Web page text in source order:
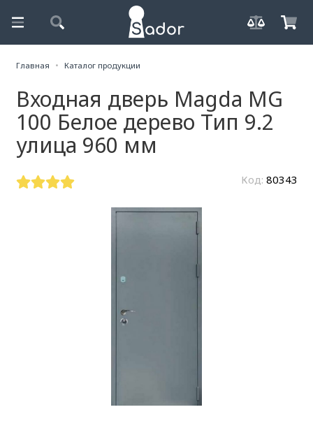
Главная Каталог продукции
Входная дверь Magda MG
100 Белое дерево Тип 9.2
улица 960 мм
Код: 80343